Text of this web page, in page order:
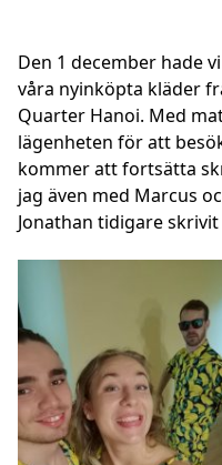
Den 1 december hade
våra nyinköpta kläder
Quarter Hanoi. Med
lägenheten för att
kommer att fortsätta
jag även med Marcus
Jonathan tidigare